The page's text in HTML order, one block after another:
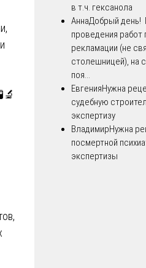
в т.ч. гексанола
АннаДобрый день!
проведения работ
рекламации (не
столешницей), на
поя...
ЕвгенияНужна
судебную
экспертизу
ВладимирНужна
посмертной
экспертизы